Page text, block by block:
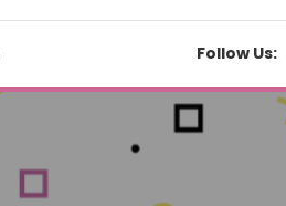
Follow Us: